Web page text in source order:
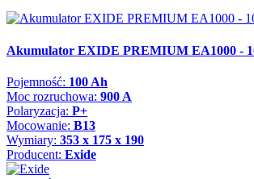
Akumulator EXIDE PREMIUM EA1000 -
Pojemność: 100 Ah
Moc rozruchowa: 900 A
Polaryzacja: P+
Mocowanie: B13
Wymiary: 353 x 175 x 190
Producent: Exide